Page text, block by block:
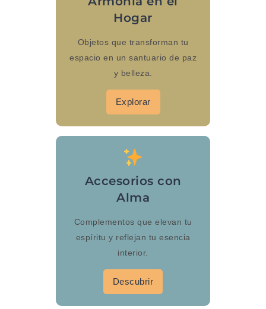
Hogar
Objetos que transforman tu
espacio en un santuario de paz
y belleza.
Explorar
Accesorios con
Alma
Complementos que elevan tu
espíritu y reflejan tu esencia
interior.
Descubrir